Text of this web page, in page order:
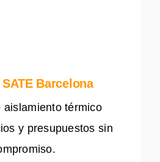
Barcelona
aislamiento térmico
y presupuestos sin